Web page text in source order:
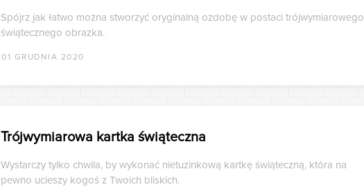
Spójrz jak łatwo można stworzyć oryginalną ozdobę w postaci trójwymiarowego
świątecznego obrazka.
01 GRUDNIA 2020
Trójwymiarowa kartka świąteczna
Wystarczy tylko chwila, by wykonać nietuzinkową kartkę świąteczną, która na
pewno ucieszy kogoś z Twoich bliskich.